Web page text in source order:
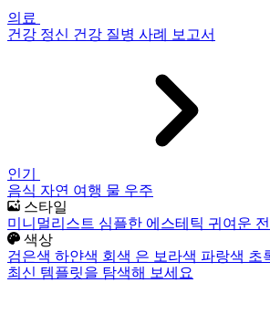
의료
건강 정신 건강 질병 사례 보고서
인기
음식 자연 여행 물 우주
스타일
미니멀리스트 심플한 에스테틱 귀여운
색상
검은색 하얀색 회색 은 보라색 파랑색 초
최신 템플릿을 탐색해 보세요